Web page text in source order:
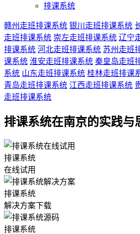
排课系统
赣州走班排课系统 银川走班排课系统
走班排课系统 崇左走班排课系统 辽宁
排课系统 河北走班排课系统 苏州走班
课系统 淮安走班排课系统 秦皇岛走班
系统 山东走班排课系统 桂林走班排课
青岛走班排课系统 江西走班排课系统
走班排课系统
排课系统在南京的实践与
排课系统
在线试用
排课系统
解决方案下载
排课系统